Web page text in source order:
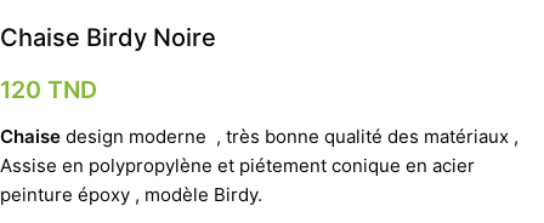
Chaise Birdy Noire
120 TND
Chaise design moderne , très bonne qualité des matériaux ,
Assise en polypropylène et piétement conique en acier
peinture époxy , modèle Birdy.